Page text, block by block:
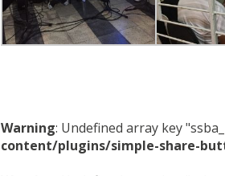
Warning: Undefined array key
content/plugins/simple-share-